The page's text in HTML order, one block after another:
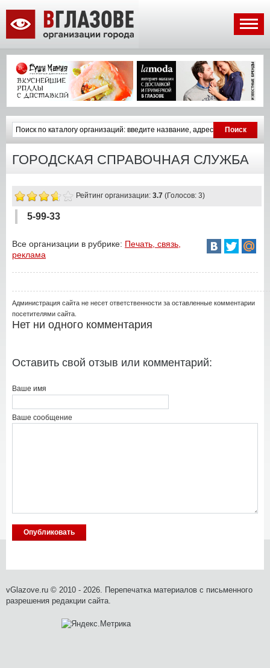
ГОРОДСКАЯ СПРАВОЧНАЯ СЛУЖБА
Рейтинг организации: 3.7 (Голосов: 3)
5-99-33
Все организации в рубрике: Печать, связь,
реклама
Администрация сайта не несет ответственности за оставленные комментарии
посетителями сайта.
Нет ни одного комментария
Оставить свой отзыв или комментарий:
Ваше имя
Ваше сообщение
vGlazove.ru © 2010 - 2026. Перепечатка материалов с письменного
разрешения редакции сайта.